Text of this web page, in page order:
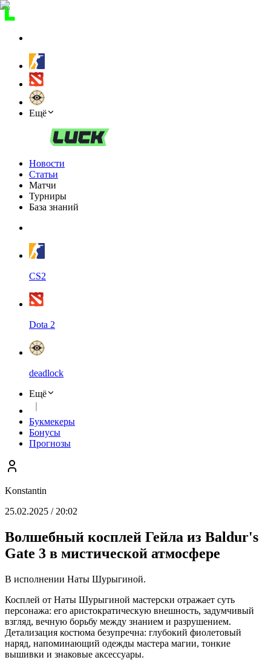
Ещё
Новости
Статьи
Матчи
Турниры
База знаний
CS2
Dota 2
deadlock
Ещё
Букмекеры
Бонусы
Прогнозы
Konstantin
25.02.2025 / 20:02
Волшебный косплей Гейла из Baldur's
Gate 3 в мистической атмосфере
В исполнении Наты Шурыгиной.
Косплей от Наты Шурыгиной мастерски отражает суть
персонажа: его аристократическую внешность, задумчивый
взгляд, вечную борьбу между знанием и разрушением.
Детализация костюма безупречна: глубокий фиолетовый
наряд, напоминающий одежды мастера магии, тонкие
вышивки и знаковые аксессуары.